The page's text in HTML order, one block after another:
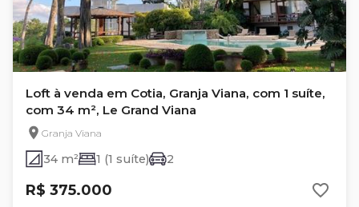
Loft à venda em Cotia, Granja Viana, com 1 suíte,
com 34 m², Le Grand Viana
Granja Viana
34 m² 1 (1 suíte) 2
R$ 375.000